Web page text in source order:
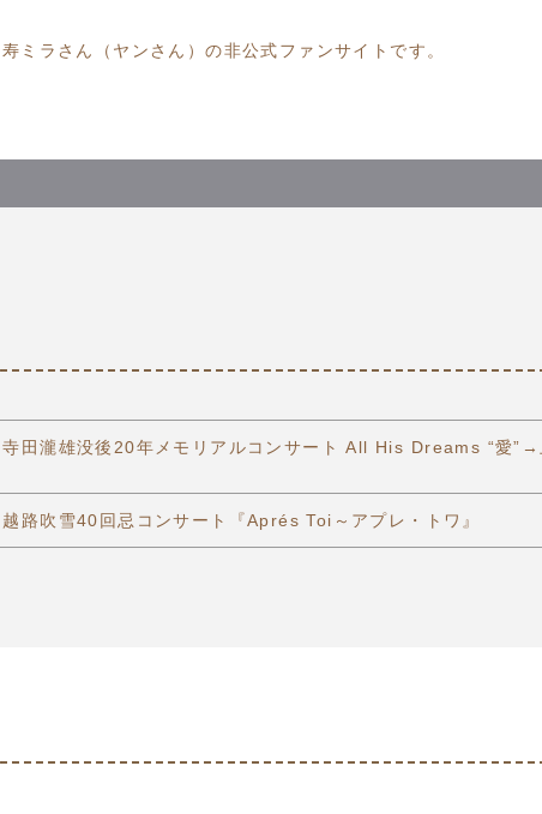
ミラさん（ヤンさん）の非公式ファンサイトです。
田瀧雄没後20年メモリアルコンサート All His Dreams “愛”→
越路吹雪40回忌コンサート『Aprés Toi～アプレ・トワ』